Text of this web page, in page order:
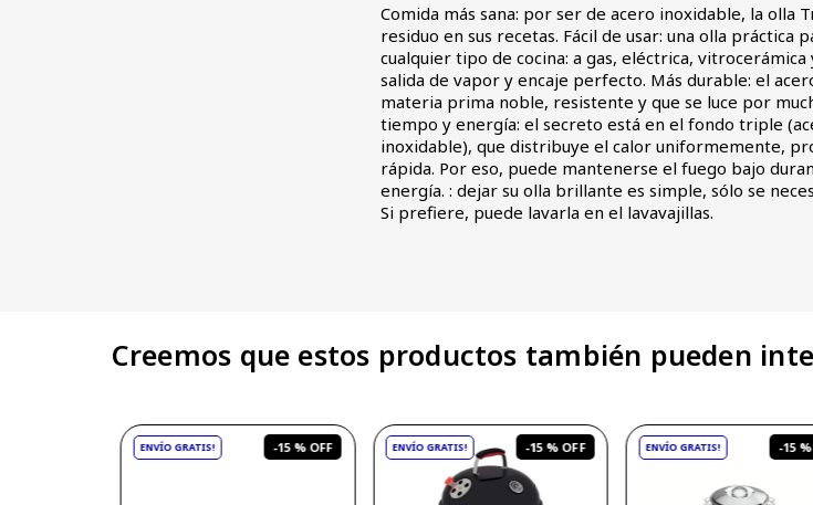
Comida más sana: por ser de acero inoxidable, la olla
residuo en sus recetas. Fácil de usar: una olla práctica
cualquier tipo de cocina: a gas, eléctrica,
salida de vapor y encaje perfecto. Más durable: el
materia prima noble, resistente y que se luce por
tiempo y energía: el secreto está en el fondo triple
inoxidable), que distribuye el calor uniformemente,
rápida. Por eso, puede mantenerse el fuego bajo
energía. : dejar su olla brillante es simple, sólo se
Si prefiere, puede lavarla en el lavavajillas.
Creemos que estos productos también pueden
-15 % -15 % -15 %